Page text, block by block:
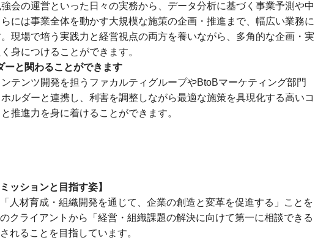
強会の運営といった日々の実務から、データ分析に基づく事業予測や中
には事業全体を動かす大規模な施策の企画・推進まで、幅広い業務に
現場で培う実践力と経営視点の両方を養いながら、多角的な企画・実
身につけることができます。
ーと関わることができます
ンテンツ開発を担うファカルティグループやBtoBマーケティング部門
ルダーと連携し、利害を調整しながら最適な施策を具現化する高いコ
推進力を身に着けることができます。
ッションと目指す姿】
人材育成・組織開発を通じて、企業の創造と変革を促進する」ことを
クライアントから「経営・組織課題の解決に向けて第一に相談できる
れることを目指しています。